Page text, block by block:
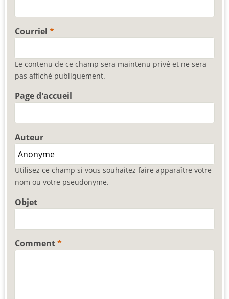
Courriel
Le contenu de ce champ sera maintenu privé et ne sera
pas affiché publiquement.
Page d'accueil
Auteur
Utilisez ce champ si vous souhaitez faire apparaître votre
nom ou votre pseudonyme.
Objet
Comment